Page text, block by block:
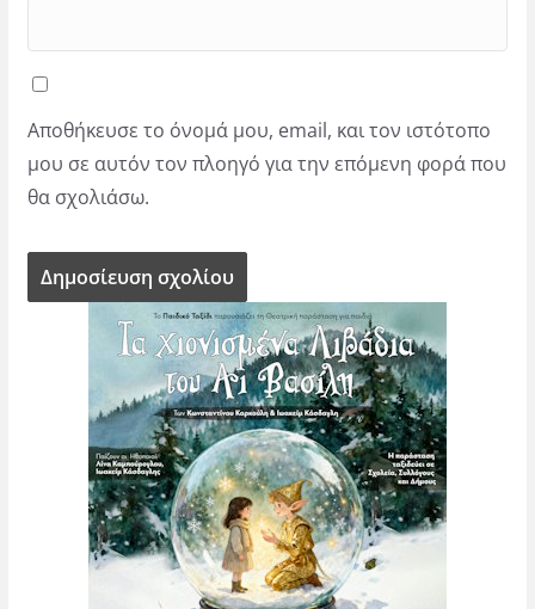
Αποθήκευσε το όνομά μου, email, και τον ιστότοπο
μου σε αυτόν τον πλοηγό για την επόμενη φορά που
θα σχολιάσω.